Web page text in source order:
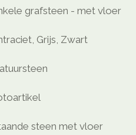
grafsteen - met vloer
Grijs, Zwart
steen met vloer